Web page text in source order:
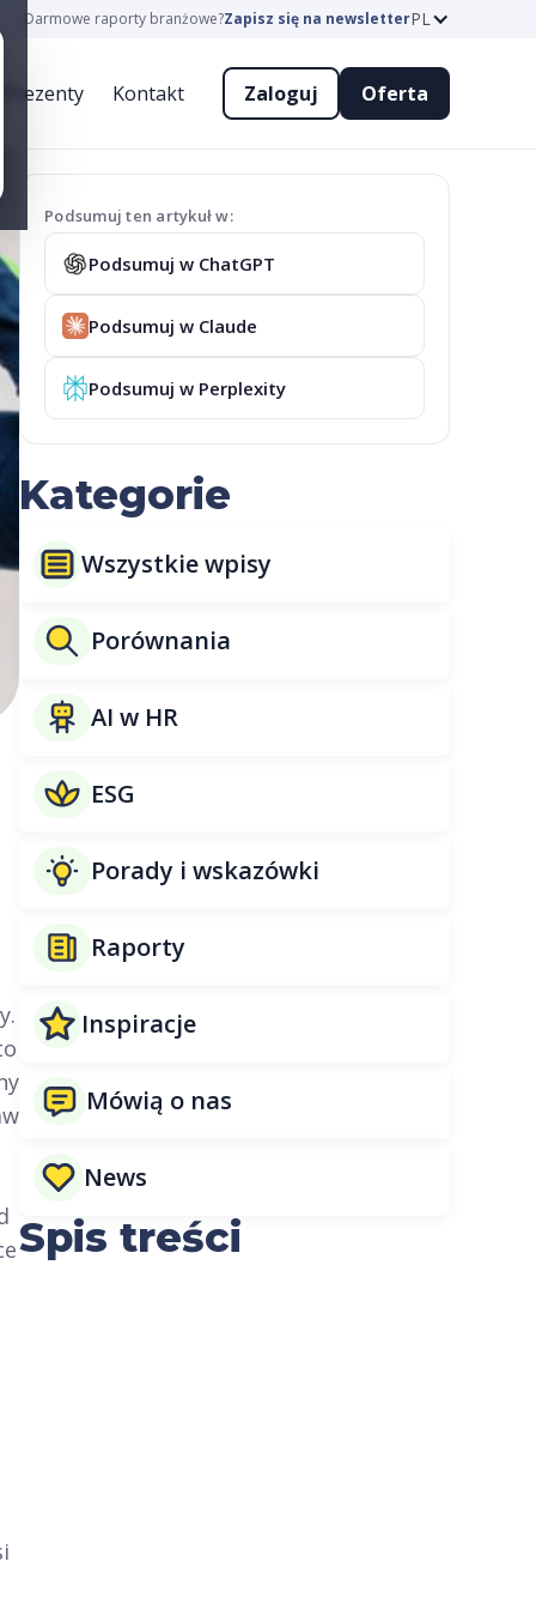
Darmowe raporty branżowe?Zapisz się na newsletterPL
Prezenty Kontakt Zaloguj Oferta
Podsumuj ten artykuł w:
Podsumuj w ChatGPT
Podsumuj w Claude
Podsumuj w Perplexity
Kategorie
Wszystkie wpisy
Porównania
AI w HR
ESG
Porady i wskazówki
Raporty
Inspiracje
Mówią o nas
News
Spis treści